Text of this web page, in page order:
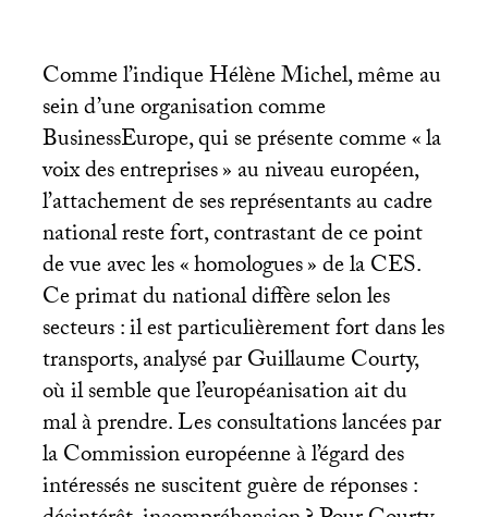
Comme l’indique Hélène Michel, même au
sein d’une organisation comme
BusinessEurope, qui se présente comme «la
voix des entreprises» au niveau européen,
l’attachement de ses représentants au cadre
national reste fort, contrastant de ce point
de vue avec les «homologues» de laCES.
Ce primat du national diffère selon les
secteurs : il est particulièrement fort dans les
transports, analysé par Guillaume Courty,
où il semble que l’européanisation ait du
mal à prendre. Les consultations lancées par
la Commission européenne à l’égard des
intéressés ne suscitent guère de réponses :